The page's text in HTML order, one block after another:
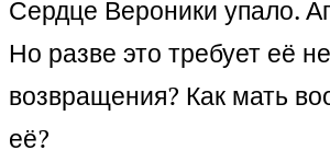
Сердце Вероники упало.
Но разве это требует её
возвращения? Как мать
её?